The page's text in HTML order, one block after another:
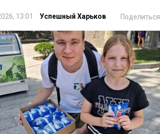
13:01 Успешный Харьков Поделиться